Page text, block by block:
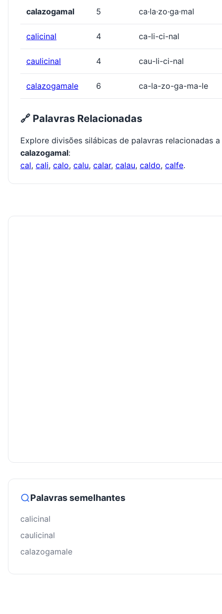
calazogamal 5 ca·la·zo·ga·mal
calicinal 4 ca-li-ci-nal
caulicinal 4 cau-li-ci-nal
calazogamale 6 ca-la-zo-ga-ma-le
🔗 Palavras Relacionadas
Explore divisões silábicas de palavras relacionadas a
calazogamal:
cal, cali, calo, calu, calar, calau, caldo, calfe.
Palavras semelhantes
calicinal
caulicinal
calazogamale